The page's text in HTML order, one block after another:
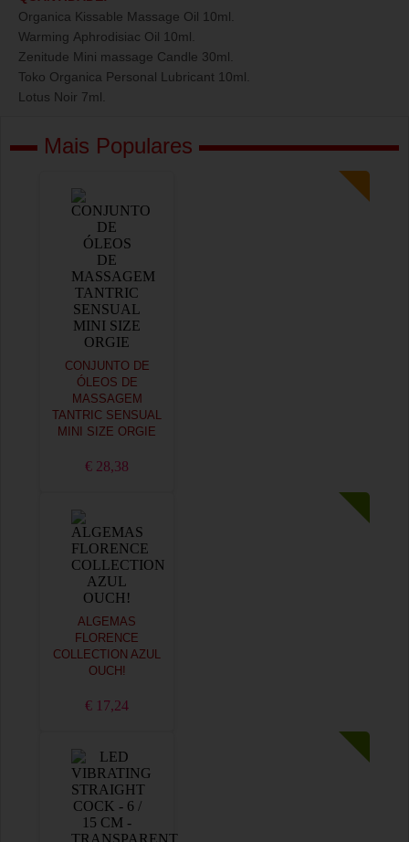
Organica Kissable Massage Oil 10ml.
Warming Aphrodisiac Oil 10ml.
Zenitude Mini massage Candle 30ml.
Toko Organica Personal Lubricant 10ml.
Lotus Noir 7ml.
Mais Populares
CONJUNTO DE
ÓLEOS DE
MASSAGEM
TANTRIC SENSUAL
MINI SIZE ORGIE
€ 28,38
ALGEMAS
FLORENCE
COLLECTION AZUL
OUCH!
€ 17,24